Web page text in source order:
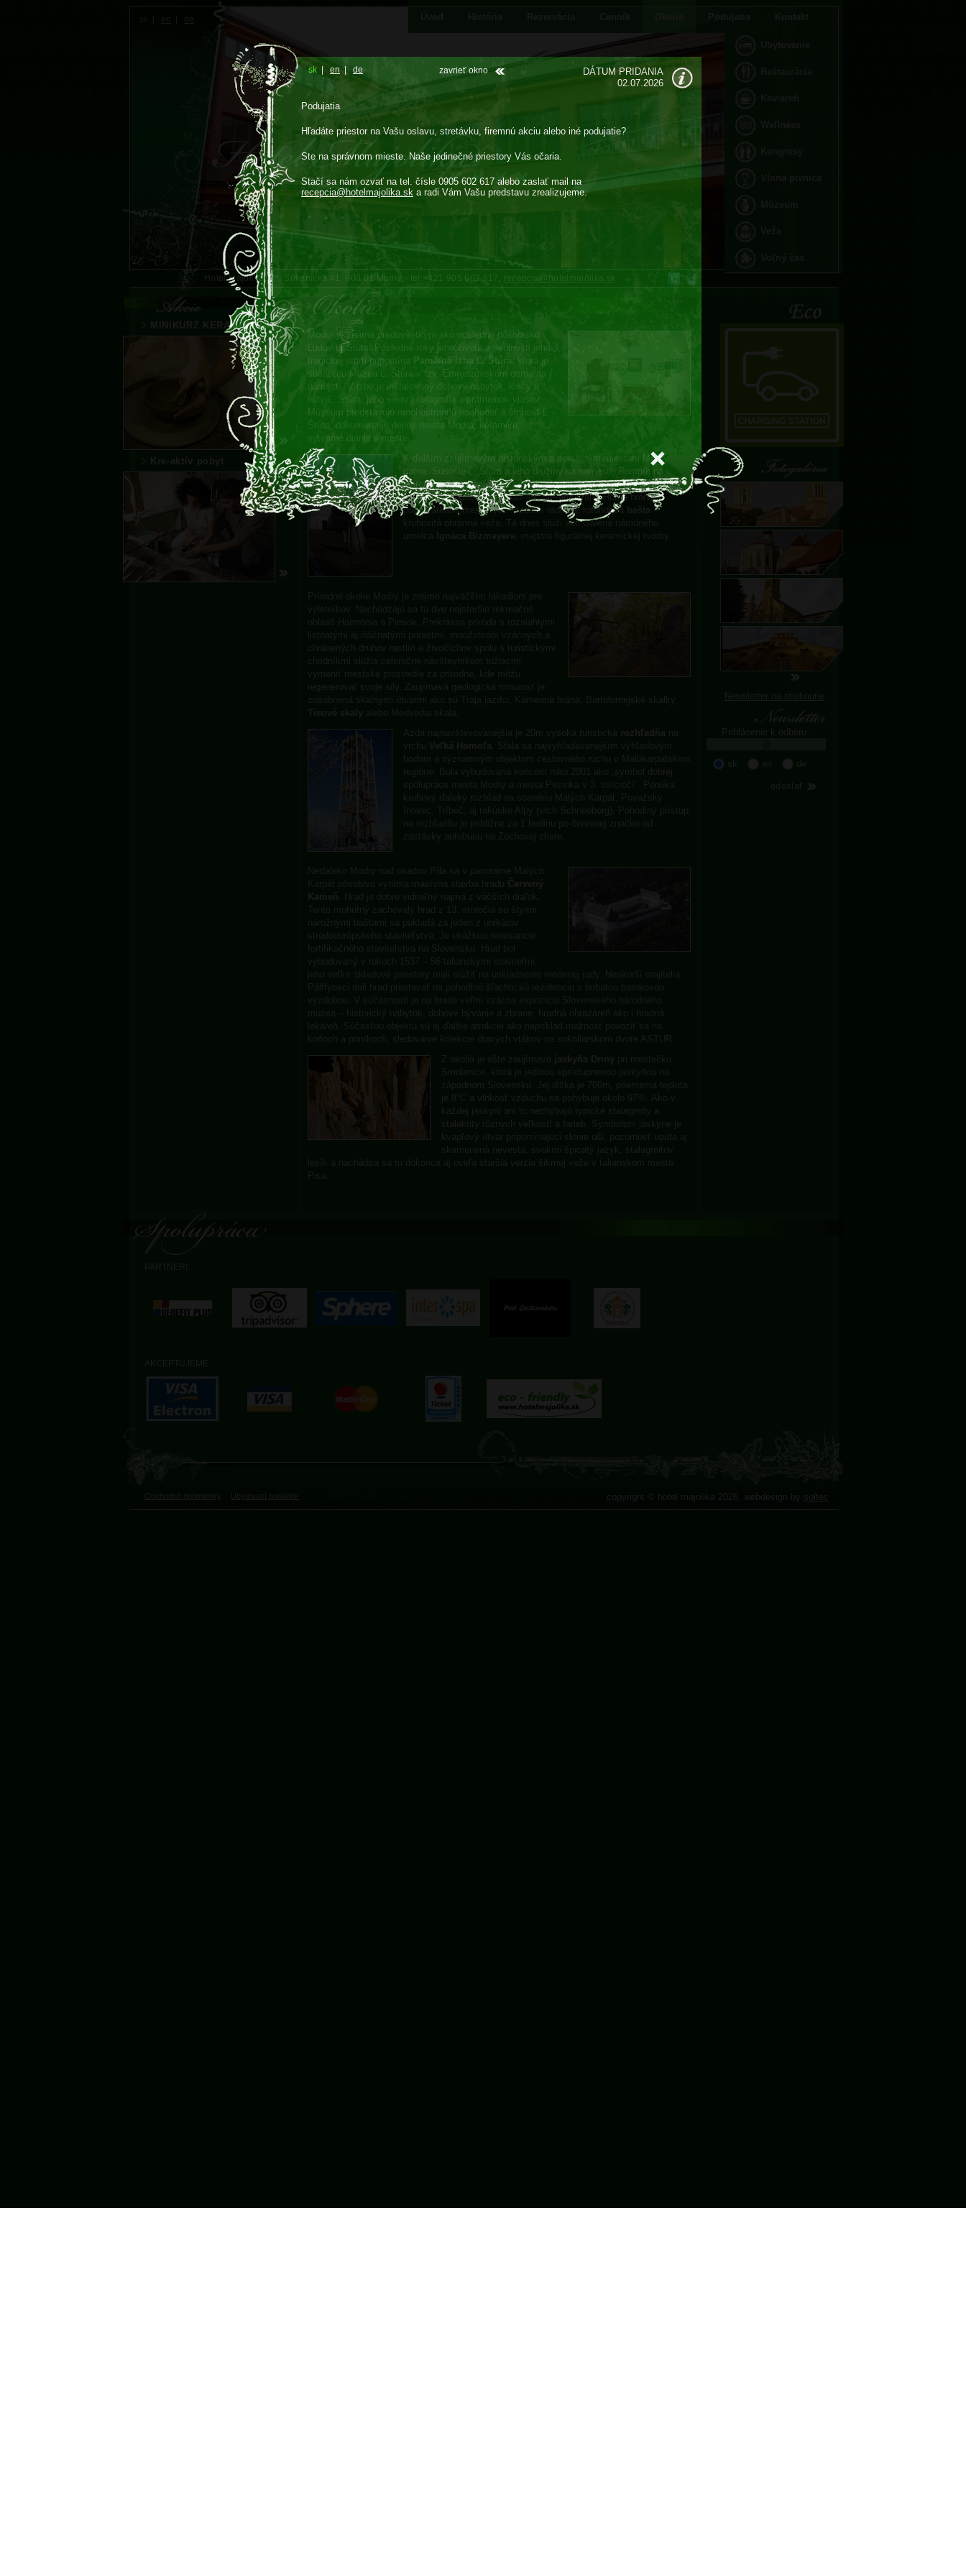
en de
Hotel Majolika****, Súkenícka 41, 900 01 Modra tel:+421 905 602 617, recepcia@hotelmajolika.sk
Modra je známa predovšetkým ako posledné pôsobisko
Ľudovíta Štúra. Posledné roky jeho života a okolnosti jeho
tragickej smrti pripomína Pamätná izba Ľ. Štúra , ktorá je
súčasťou Múzea Ľ. Štúra v tzv. Emreszovskom dome na
námestí. V izbe je inštalovaný dobový nábytok, knihy a
listy Ľ. Štúra, jeho sólová fotografia a pramienok vlasov.
Múzeum predstavuje mnohostrannú osobnosť a činnosť Ľ.
Štúra, dokumentuje dejiny mesta Modra, keramiku,
výtvarné dianie v meste.
K ďalším zaujímavým historickým a pamätným miestam Modry
patria: Súsošie Ľ. Štúra a jeho družiny na námestí, Pomník na
cintoríne, dva evanjelické kostoly slovenský a nemecký na Dolnej
ulici, rímsko-katolícky kostol sv. Štefana kráľa, Horná brána s
pozostatkami mestských hradieb, radnica, rotundová
–
kruhovitá obranná veža. Tá dnes slúži ako Galéria národného
Prírodné okolie Modry je zrejme najväčším lákadlom pre
výletníkov. Nachádzajú sa tu dve najstaršie rekreačné
oblasti Harmónia a Piesok. Prekrásna príroda s rozsiahlymi
listnatými aj ihličnatými porastmi, množstvom vzácnych a
chránených druhov rastlín a živočíchov spolu s turistickými
chodníkmi slúžia celoročne návštevníkom túžiacim
vymeniť mestské prostredie za prírodné, kde môžu
regenerovať svoje sily. Zaujímavá geologická minulosť je
zosobnená skalnými útvarmi ako sú Traja jazdci, Kamenná brána, Bartolomejské skalky,
Tisové skaly alebo Medvedia skala.
Azda najnavštevovanejšia je 20m vysoká turistická rozhľadňa na
vrchu Veľká Homoľa . Stala sa najvyhľadávanejším výhľadovým
bodom a významným objektom cestovného ruchu v Malokarpatskom
regióne. Bola vybudovaná koncom roku 2001 ako „symbol dobrej
spolupráce mesta Modry a mesta Pezinka v 3. tisícročí“. Ponúka
kruhový ďaleký rozhľad na scenériu Malých Karpát, Považský
Inovec, Tríbeč, aj rakúske Alpy (vrch Schneeberg). Pohodlný prístup
na rozhľadňu je približne za 1 hodinu po červenej značke od
zastávky autobusu na Zochovej chate.
Neďaleko Modry nad osadou Píla sa v panoráme Malých
Karpát pôsobivo vyníma masívna stavba hradu Červený
Kameň . Hrad je dobre viditeľný najmä z väčších diaľok.
Tento mohutný zachovalý hrad z 13. storočia so štyrmi
nárožnými baštami sa pokladá za jeden z unikátov
stredoeurópskeho staviteľstva. Je ukážkou renesancie
fortifikačného staviteľstva na Slovensku. Hrad bol
vybudovaný v rokoch 1537 – 56 talianskymi staviteľmi,
jeho veľké skladové priestory mali slúžiť na uskladnenie medenej rudy. Neskorší majitelia
Pálffyovci dali hrad prestavať na pohodlnú šľachtickú rezidenciu s bohatou barokovou
výzdobou. V súčasnosti je na hrade veľmi vzácna expozícia Slovenského národného
múzea – historický nábytok, dobové bývanie a zbrane, hradná obrazáreň ako i hradná
lekáreň. Súčasťou objektu sú aj ďalšie atrakcie ako napríklad možnosť povoziť sa na
koňoch a poníkoch, sledovanie kolekcie dravých vtákov na sokoliarskom dvore ASTUR.
Z okolia je ešte zaujímavá jaskyňa Driny pri mestečku
Smolenice, ktorá je jedinou sprístupnenou jaskyňou na
západnom Slovensku. Jej dĺžka je 700m, priemerná teplota
je 8°C a vlhkosť vzduchu sa pohybuje okolo 97%. Ako v
každej jaskyni ani tu nechýbajú typické stalagmity a
stalaktity rôznych veľkostí a farieb. Symbolom jaskyne je
kvapľový útvar pripomínajúci slonie uši, pozornosť upúta aj
skamenená nevesta, svokrin špicatý jazyk, stalagmitov
lesík a nachádza sa tu dokonca aj oveľa staršia verzia šikmej veže v talianskom meste
Pisa.
MINIKURZ KERAMIKÁRA
Kre-aktív pobyt
Newsletter na stiahnutie
Prihlásenie k odberu :
en de
Obchodné podmienky Ubytovací poriadok copyright © hotel majolika 2026, webdesign by soltec
DÁTUM PRIDANIA
02.07.2026
sk en | de zavrieť okno
Podujatia
Hľadáte priestor na Vašu oslavu, stretávku, firemnú akciu alebo iné podujatie?
Ste na správnom mieste. Naše jedinečné priestory Vás očaria.
Stačí sa nám ozvať na tel. čísle 0905 602 617 alebo zaslať mail na
recepcia@ hotelmajolika.sk a radi Vám Vašu predstavu zrealizujeme.